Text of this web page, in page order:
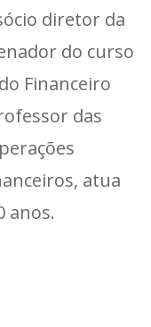
diretor da
do curso
Financeiro
das
atua
anos.